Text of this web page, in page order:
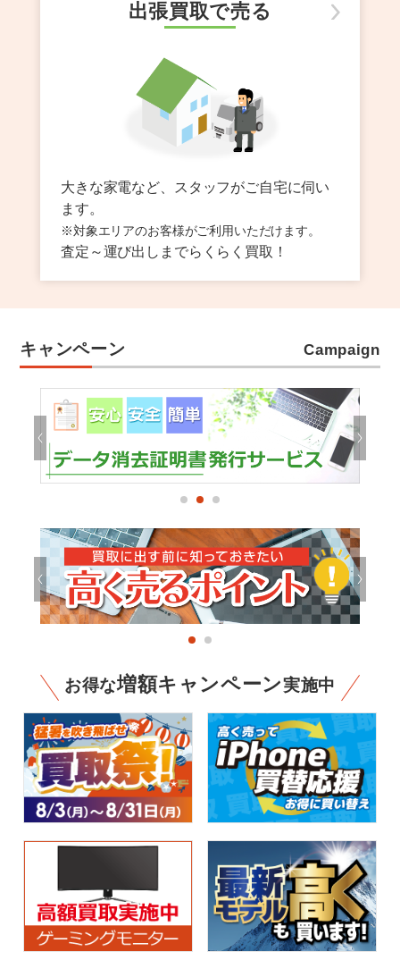
出張買取で売る
大きな家電など、スタッフがご自宅に伺い
ます。
※対象エリアのお客様がご利用いただけます。
査定～運び出しまでらくらく買取！
キャンペーン Campaign
お得な増額キャンペーン実施中